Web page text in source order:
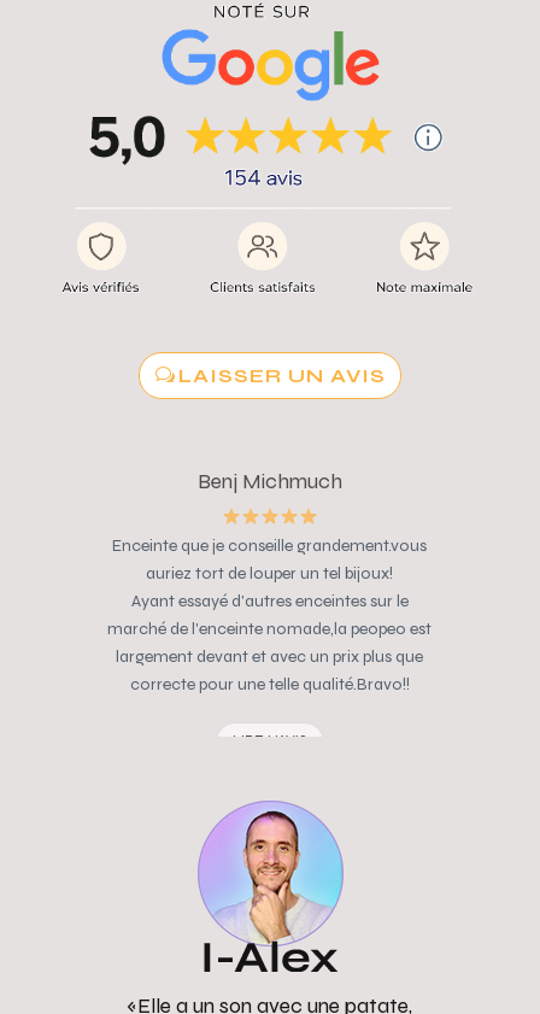
sur
page
produit
LAISSER UN AVIS
Benj Michmuch
auriez tort de louper un tel bijoux!
Ayant essayé d'autres enceintes sur le
marché de l'enceinte nomade,la peopeo est
largement devant et avec un prix plus que
correcte pour une telle qualité.Bravo!!
LIRE L'AVIS
« La fête c’est bien, avec le
VOODOO c’est mieux"
LIRE L'ARTICLE